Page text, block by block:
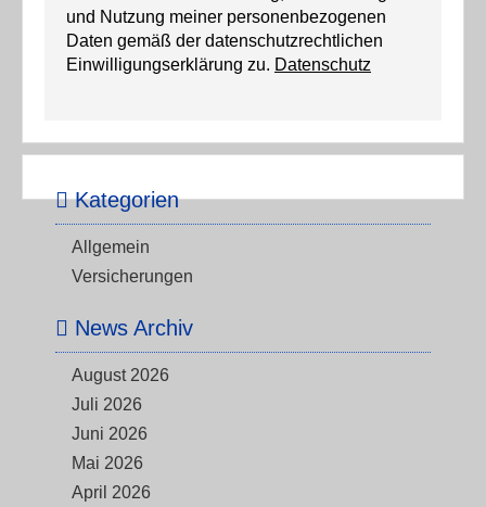
und Nutzung meiner personenbezogenen
Daten gemäß der datenschutzrechtlichen
Einwilligungserklärung zu. Datenschutz
Kategorien
Allgemein
Versicherungen
News Archiv
August 2026
Juli 2026
Juni 2026
Mai 2026
April 2026